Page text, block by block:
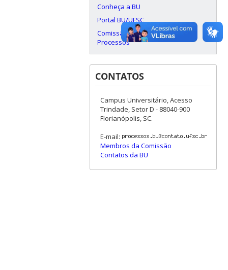
Conheça a BU
Portal BU/UFSC
Comissão de Mapeamento de
Processos
CONTATOS
Campus Universitário, Acesso
Trindade, Setor D - 88040-900
Florianópolis, SC.
E-mail:
Membros da Comissão
Contatos da BU